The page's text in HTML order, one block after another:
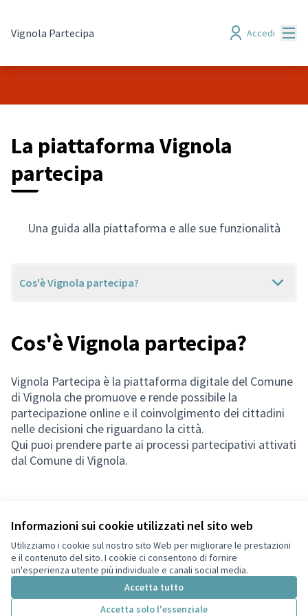
Informazioni sui cookie utilizzati nel sito web
Utilizziamo i cookie sul nostro sito Web per migliorare le prestazioni
e il contenuto del sito. I cookie ci consentono di fornire
un'esperienza utente più individuale e canali social media.
Accetta tutto
Accetta solo l'essenziale
Vignola Partecipa Accedi
La piattaforma Vignola
partecipa
Una guida alla piattaforma e alle sue funzionalità
Cos'è Vignola partecipa?
Cos'è Vignola partecipa?
Vignola Partecipa è la piattaforma digitale del Comune
di Vignola che promuove e rende possibile la
partecipazione online e il coinvolgimento dei cittadini
nelle decisioni che riguardano la città.
Qui puoi prendere parte ai processi partecipativi attivati
dal Comune di Vignola.
Termini di servizio
Impostazioni dei cookie
Italiano
Choose languageScegli la lingua